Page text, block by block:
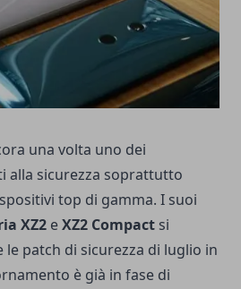
una volta uno dei
sicurezza soprattutto
top di gamma. I suoi
XZ2 eXZ2 Compact si
le patch di sicurezza di luglio in
è già in fase di